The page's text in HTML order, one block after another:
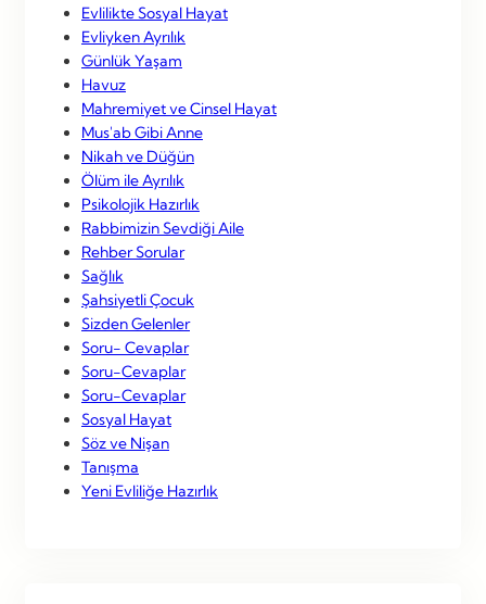
Evlilikte Sosyal Hayat
Evliyken Ayrılık
Günlük Yaşam
Havuz
Mahremiyet ve Cinsel Hayat
Mus'ab Gibi Anne
Nikah ve Düğün
Ölüm ile Ayrılık
Psikolojik Hazırlık
Rabbimizin Sevdiği Aile
Rehber Sorular
Sağlık
Şahsiyetli Çocuk
Sizden Gelenler
Soru- Cevaplar
Soru-Cevaplar
Soru-Cevaplar
Sosyal Hayat
Söz ve Nişan
Tanışma
Yeni Evliliğe Hazırlık